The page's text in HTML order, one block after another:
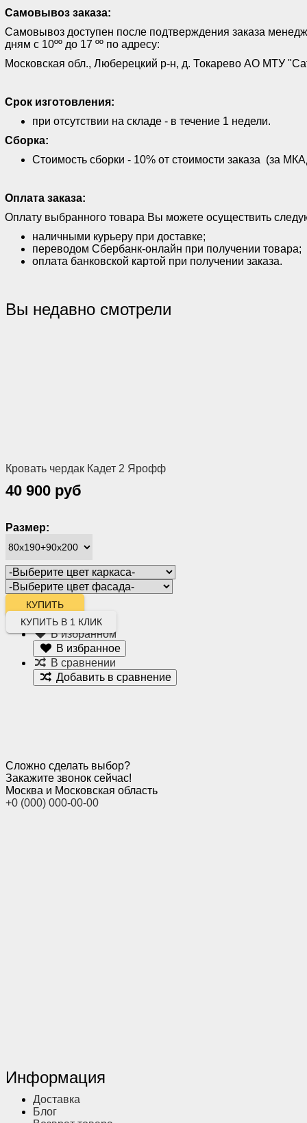
Самовывоз заказа:
Самовывоз доступен после подтверждения заказа
дням с 10ºº до 17 ºº по адресу:
Московская обл., Люберецкий р-н, д. Токарево АО МТУ
Срок изготовления:
при отсутствии на складе - в течение 1 недели.
Сборка:
Стоимость сборки - 10% от стоимости заказа (за
Оплата заказа:
Оплату выбранного товара Вы можете осуществить
наличными курьеру при доставке;
переводом Сбербанк-онлайн при получении товара;
оплата банковской картой при получении заказа.
Вы недавно смотрели
Кровать чердак Кадет 2 Ярофф
40 900 руб
Размер:
КУПИТЬ В 1 КЛИК
В избранном
В избранное
В сравнении
Добавить в сравнение
Сложно сделать выбор?
Закажите звонок сейчас!
Москва и Московская область
+0 (000) 000-00-00
Информация
Доставка
Блог